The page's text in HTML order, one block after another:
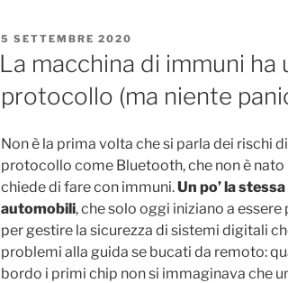
PUBBLICATO
IL
5 SETTEMBRE 2020
La macchina di immuni ha
protocollo (ma niente
Non è la prima volta che si parla dei rischi
protocollo come Bluetooth, che non è nato
chiede di fare con immuni.Un po’ la
automobili, che solo oggi iniziano a
per gestire la sicurezza di sistemi digitali
problemi alla guida se bucati da remoto:
bordo i primi chip non si immaginava che